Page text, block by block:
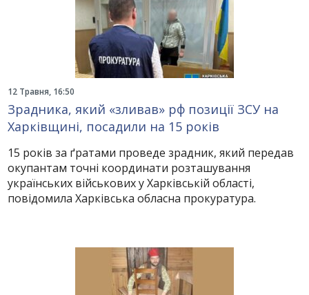
12 Травня, 16:50
Зрадника, який «зливав» рф позиції ЗСУ на
Харківщині, посадили на 15 років
15 років за ґратами проведе зрадник, який передав
окупантам точні координати розташування
українських військових у Харківській області,
повідомила Харківська обласна прокуратура.